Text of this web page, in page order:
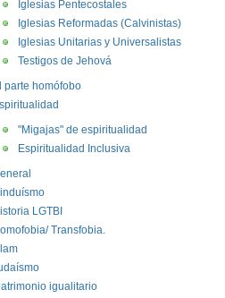
Iglesias Pentecostales
Iglesias Reformadas (Calvinistas)
Iglesias Unitarias y Universalistas
Testigos de Jehová
parte homófobo
"Migajas" de espiritualidad
Espiritualidad Inclusiva
LGTBI
Transfobia.
igualitario